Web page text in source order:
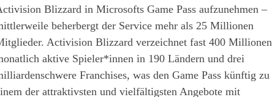
Blizzard in Microsofts Game Pass aufzunehmen –
beherbergt der Service mehr als 25 Millionen
Activision Blizzard verzeichnet fast 400 Millionen
aktive Spieler*innen in 190 Ländern und drei
Franchises, was den Game Pass künftig zu
der attraktivsten und vielfältigsten Angebote mit